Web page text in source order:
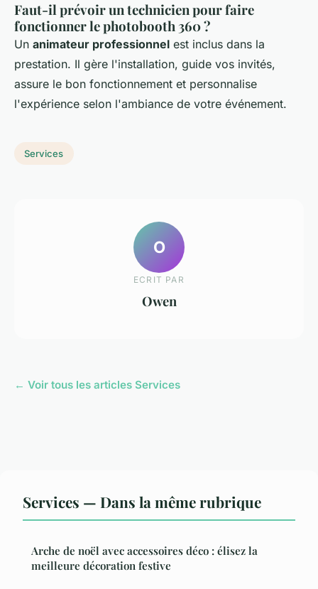
Faut-il prévoir un technicien pour faire
fonctionner le photobooth 360 ?
Un animateur professionnel est inclus dans la
prestation. Il gère l'installation, guide vos invités,
assure le bon fonctionnement et personnalise
l'expérience selon l'ambiance de votre événement.
Services
O
ECRIT PAR
Owen
← Voir tous les articles Services
Services — Dans la même rubrique
Arche de noël avec accessoires déco : élisez la
meilleure décoration festive